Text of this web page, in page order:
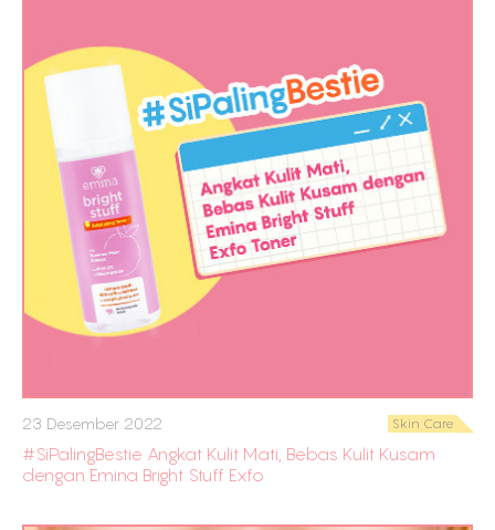
23 Desember 2022 Skin Care
#SiPalingBestie Angkat Kulit Mati, Bebas Kulit Kusam
dengan Emina Bright Stuff Exfo